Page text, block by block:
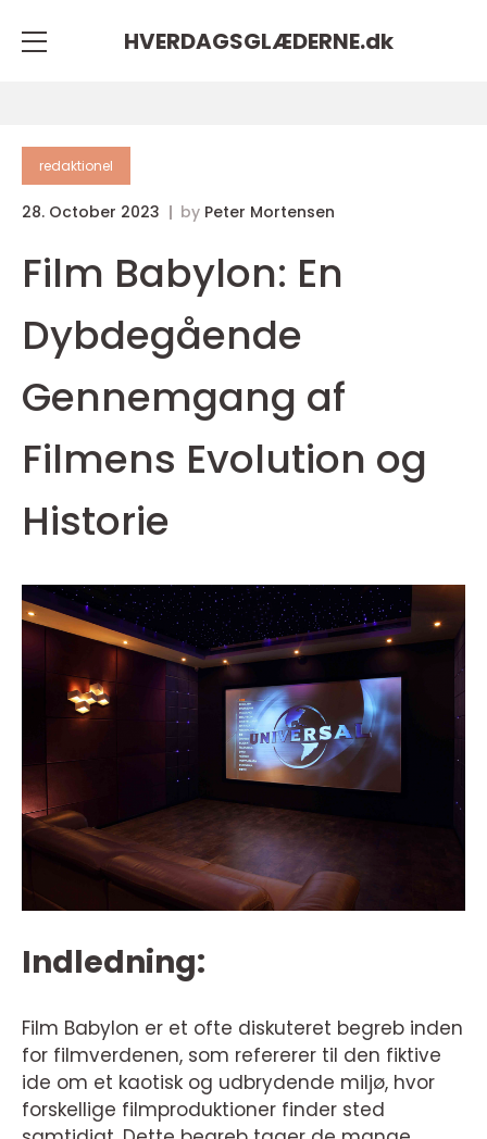
HVERDAGSGLÆDERNE.dk
redaktionel
28. October 2023 by Peter Mortensen
Film Babylon: En
Dybdegående
Gennemgang af
Filmens Evolution og
Historie
Indledning:
Film Babylon er et ofte diskuteret begreb inden
for filmverdenen, som refererer til den fiktive
ide om et kaotisk og udbrydende miljø, hvor
forskellige filmproduktioner finder sted